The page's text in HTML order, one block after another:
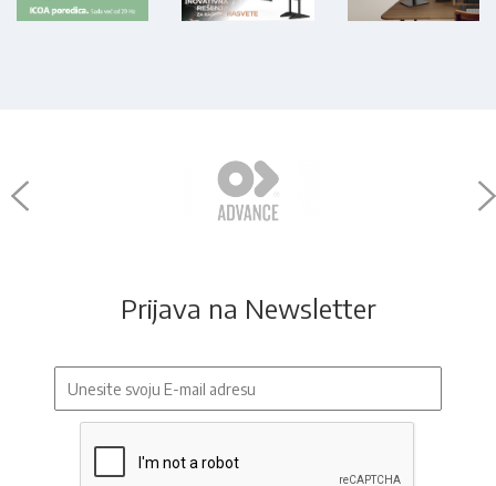
Prijava na Newsletter